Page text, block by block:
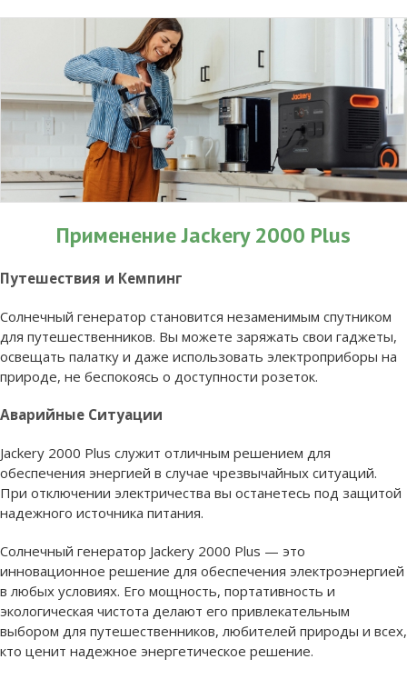
Применение Jackery 2000 Plus
Путешествия и Кемпинг
Солнечный генератор становится незаменимым спутником
для путешественников. Вы можете заряжать свои гаджеты,
освещать палатку и даже использовать электроприборы на
природе, не беспокоясь о доступности розеток.
Аварийные Ситуации
Jackery 2000 Plus служит отличным решением для
обеспечения энергией в случае чрезвычайных ситуаций.
При отключении электричества вы останетесь под защитой
надежного источника питания.
Солнечный генератор Jackery 2000 Plus — это
инновационное решение для обеспечения электроэнергией
в любых условиях. Его мощность, портативность и
экологическая чистота делают его привлекательным
выбором для путешественников, любителей природы и всех,
кто ценит надежное энергетическое решение.